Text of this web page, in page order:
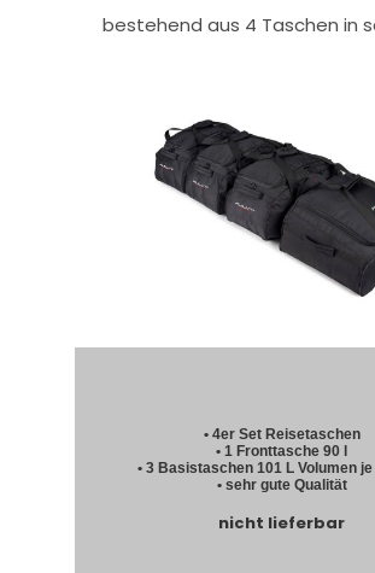
bestehend aus 4 Taschen in
• 4er Set Reisetaschen
• 1 Fronttasche 90 l
• 3 Basistaschen 101 L Volumen
• sehr gute Qualität
nicht lieferbar